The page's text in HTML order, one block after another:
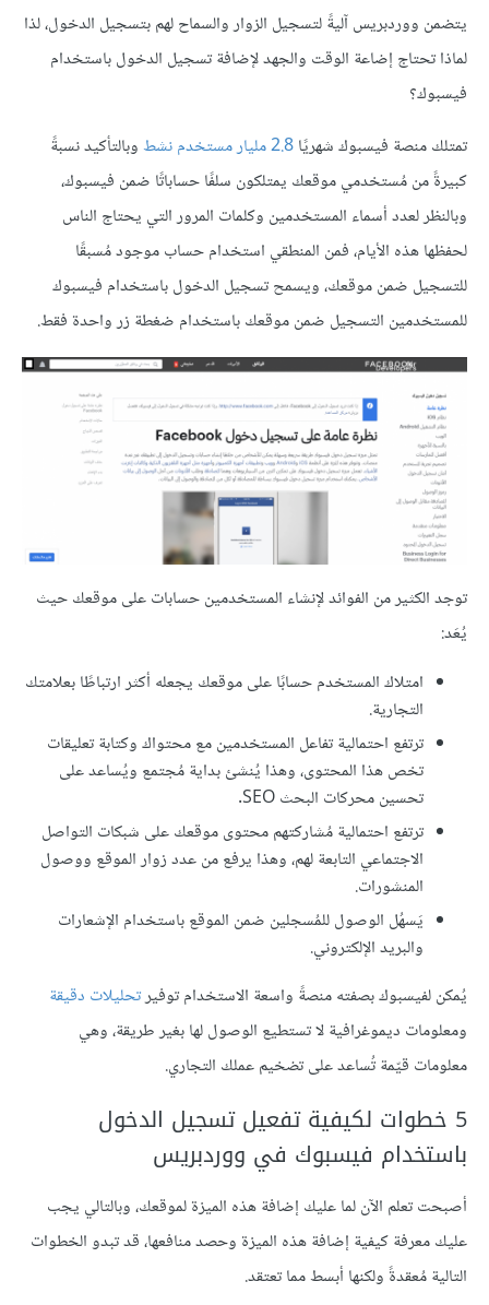
يتضمن ووردبريس آليةً لتسجيل الزوار والسماح لهم بتسجيل الدخول، لذا
لماذا تحتاج إضاعة الوقت والجهد لإضافة تسجيل الدخول باستخدام
فيسبوك؟
تمتلك منصة فيسبوك شهريًا2.8 مليار مستخدم نشط
وبالتأكيد نسبةً
كبيرةً من مُستخدمي موقعك يمتلكون سلفًا حساباتًا ضمن فيسبوك،
وبالنظر لعدد أسماء المستخدمين وكلمات المرور التي يحتاج الناس
لحفظها هذه الأيام، فمن المنطقي استخدام حساب موجود مُسبقًا
للتسجيل ضمن موقعك، ويسمح تسجيل الدخول باستخدام فيسبوك
للمستخدمين التسجيل ضمن موقعك باستخدام ضغطة زر واحدة فقط.
توجد الكثير من الفوائد لإنشاء المستخدمين حسابات على موقعك حيث
يُعَد:
امتلاك المستخدم حسابًا على موقعك يجعله أكثر ارتباطًا بعلامتك
التجارية.
ترتفع احتمالية تفاعل المستخدمين مع محتواك وكتابة تعليقات
تخص هذا المحتوى، وهذا يُنشئ بداية مُجتمع ويُساعد على
تحسين محركات البحث SEO.
ترتفع احتمالية مُشاركتهم محتوى موقعك على شبكات التواصل
الاجتماعي التابعة لهم، وهذا يرفع من عدد زوار الموقع ووصول
المنشورات.
يَسهُل الوصول للمُسجلين ضمن الموقع باستخدام الإشعارات
والبريد الإلكتروني.
يُمكن لفيسبوك بصفته منصةً واسعة الاستخدام توفيرتحليلات دقيقة
ومعلومات ديموغرافية لا تستطيع الوصول لها بغير طريقة، وهي
معلومات قيّمة تُساعد على تضخيم عملك التجاري.
5 خطوات لكيفية تفعيل تسجيل الدخول
باستخدام فيسبوك في ووردبريس
أصبحت تعلم الآن لما عليك إضافة هذه الميزة لموقعك، وبالتالي يجب
عليك معرفة كيفية إضافة هذه الميزة وحصد منافعها، قد تبدو الخطوات
التالية مُعقدةً ولكنها أبسط مما تعتقد.